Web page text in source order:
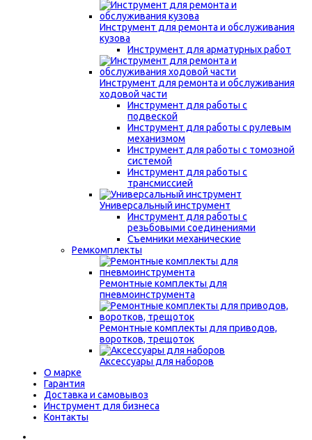
Инструмент для ремонта и обслуживания
кузова
Инструмент для арматурных работ
Инструмент для ремонта и обслуживания
ходовой части
Инструмент для работы с
подвеской
Инструмент для работы с рулевым
механизмом
Инструмент для работы с томозной
системой
Инструмент для работы с
трансмиссией
Универсальный инструмент
Инструмент для работы с
резьбовыми соединениями
Съемники механические
Ремкомплекты
Ремонтные комплекты для
пневмоинструмента
Ремонтные комплекты для приводов,
воротков, трещоток
Аксессуары для наборов
О марке
Гарантия
Доставка и самовывоз
Инструмент для бизнеса
Контакты